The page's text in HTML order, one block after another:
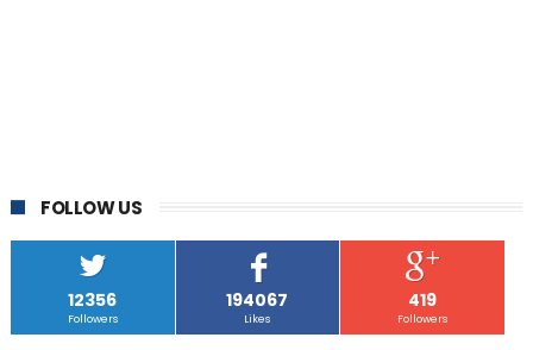
FOLLOW US
12356
Followers
194067
Likes
419
Followers